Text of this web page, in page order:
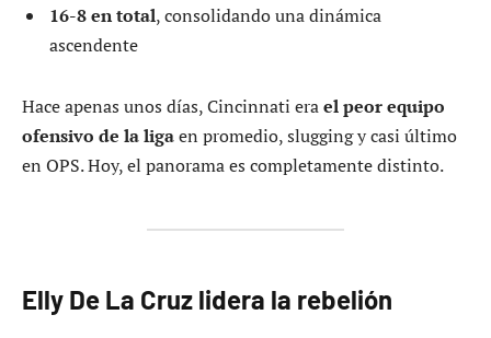
16-8 en total, consolidando una dinámica
ascendente
Hace apenas unos días, Cincinnati erael peor equipo
ofensivo de la ligaen promedio, slugging y casi último
en OPS. Hoy, el panorama es completamente distinto.
Elly De La Cruz lidera la rebelión